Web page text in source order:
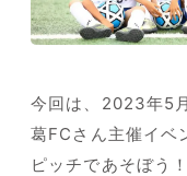
今回は、2023年5
葛FCさん主催イベ
ピッチであそぼう